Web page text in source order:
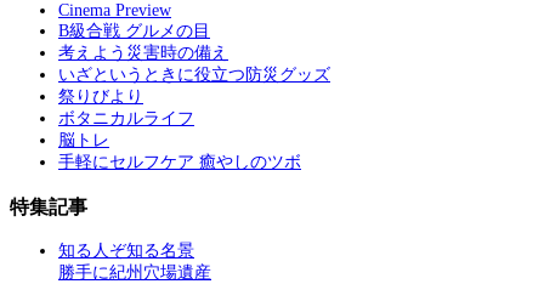
Cinema Preview
B級合戦 グルメの目
考えよう災害時の備え
いざというときに役立つ防災グッズ
祭りびより
ボタニカルライフ
脳トレ
手軽にセルフケア 癒やしのツボ
特集記事
知る人ぞ知る名景
勝手に紀州穴場遺産